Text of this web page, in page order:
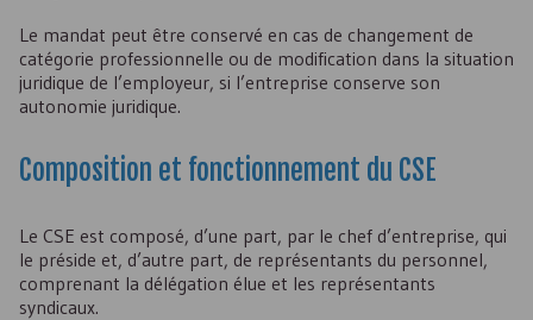
Le mandat peut être conservé en cas de changement de
catégorie professionnelle ou de modification dans la situation
juridique de l’employeur, si l’entreprise conserve son
autonomie juridique.
Composition et fonctionnement du CSE
Le CSE est composé, d’une part, par le chef d’entreprise, qui
le préside et, d’autre part, de représentants du personnel,
comprenant la délégation élue et les représentants
syndicaux.